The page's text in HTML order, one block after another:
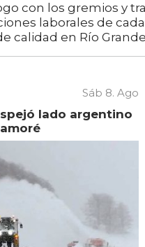
con los gremios y
laborales de
calidad en Río
Sáb 8. Ago
lado argentino